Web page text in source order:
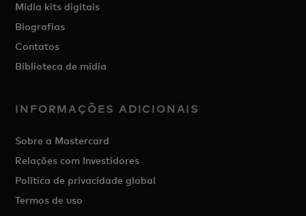
Mídia kits digitais
Biografias
Contatos
Biblioteca de mídia
INFORMAÇÕES ADICIONAIS
Sobre a Mastercard
Relações com Investidores
Política de privacidade global
Termos de uso